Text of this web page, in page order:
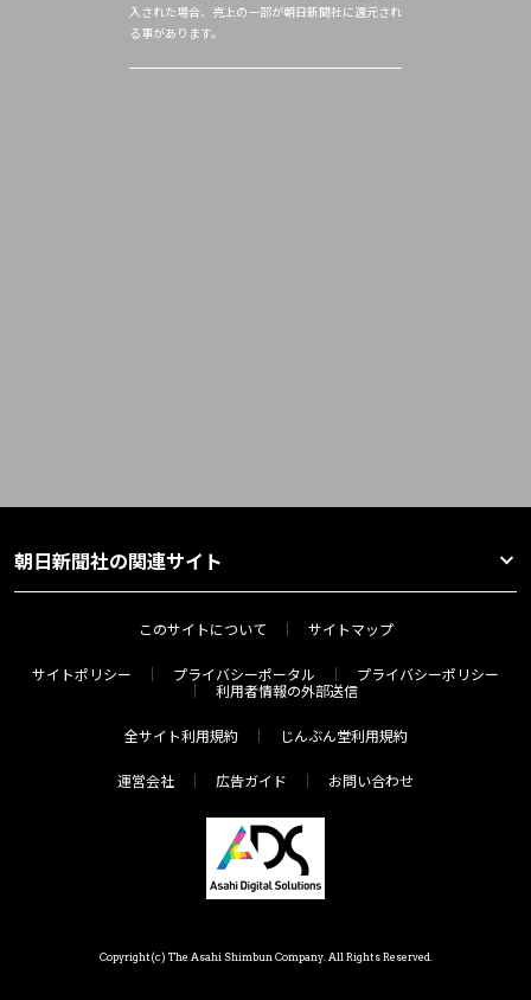
入された場合、売上の一部が朝日新聞社に還元され
る事があります。
朝日新聞社の関連サイト
このサイトについて サイトマップ
サイトポリシー プライバシーポータル
プライバシーポリシー
利用者情報の外部送信
全サイト利用規約 じんぶん堂利用規約
運営会社 広告ガイド お問い合わせ
Copyright(c) The Asahi Shimbun Company. All Rights Reserved.